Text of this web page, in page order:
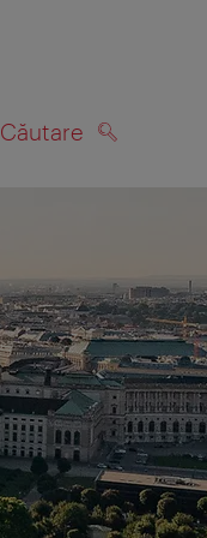
Căutare